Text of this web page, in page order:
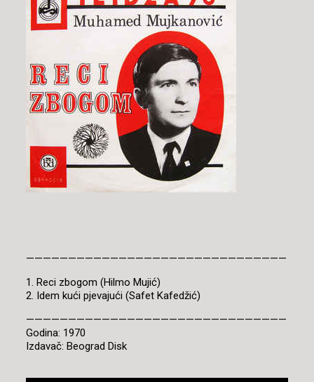
———————————————————————————————
1. Reci zbogom (Hilmo Mujić)
2. Idem kući pjevajući (Safet Kafedžić)
———————————————————————————————
Godina: 1970
Izdavač: Beograd Disk